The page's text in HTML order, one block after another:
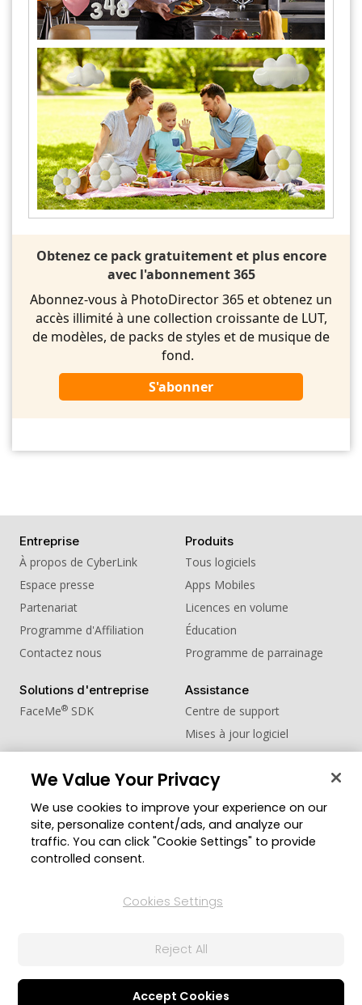
Obtenez ce pack gratuitement et plus encore
avec l'abonnement 365
Abonnez-vous à PhotoDirector 365 et obtenez un
accès illimité à une collection croissante de LUT,
de modèles, de packs de styles et de musique de
fond.
S'abonner
Entreprise
À propos de CyberLink
Espace presse
Partenariat
Programme d'Affiliation
Contactez nous
Produits
Tous logiciels
Apps Mobiles
Licences en volume
Éducation
Programme de parrainage
Solutions d'entreprise
FaceMe® SDK
Assistance
Centre de support
Mises à jour logiciel
Centre d'apprentissage
Zone des Membres
Blog
Changer de région
Paramètre des cookies
We Value Your Privacy
We use cookies to improve your experience on our
site, personalize content/ads, and analyze our
traffic. You can click "Cookie Settings" to provide
controlled consent.
Cookies Settings
Reject All
Accept Cookies